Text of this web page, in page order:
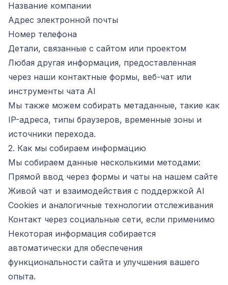
Название компании
Адрес электронной почты
Номер телефона
Детали, связанные с сайтом или проектом
Любая другая информация, предоставленная
через наши контактные формы, веб-чат или
инструменты чата AI
Мы также можем собирать метаданные, такие как
IP-адреса, типы браузеров, временные зоны и
источники перехода.
2. Как мы собираем информацию
Мы собираем данные несколькими методами:
Прямой ввод через формы и чаты на нашем сайте
Живой чат и взаимодействия с поддержкой AI
Cookies и аналогичные технологии отслеживания
Контакт через социальные сети, если применимо
Некоторая информация собирается
автоматически для обеспечения
функциональности сайта и улучшения вашего
опыта.